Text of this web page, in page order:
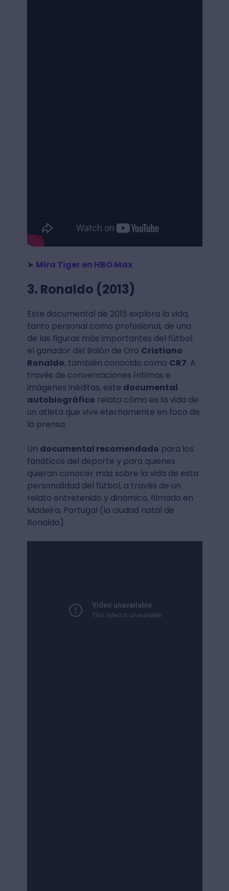
➤ Mira Tiger en HBO Max
3. Ronaldo (2013)
Este documental de 2015 explora la vida,
tanto personal como profesional, de una
de las figuras más importantes del fútbol:
el ganador del Balón de Oro Cristiano
Ronaldo, también conocido como CR7. A
través de conversaciones íntimas e
imágenes inéditas, este documental
autobiográfico relata cómo es la vida de
un atleta que vive eternamente en foco de
la prensa.
Un documental recomendado para los
fanáticos del deporte y para quienes
quieran conocer más sobre la vida de esta
personalidad del fútbol, a través de un
relato entretenido y dinámico, filmado en
Madeira, Portugal (la ciudad natal de
Ronaldo).